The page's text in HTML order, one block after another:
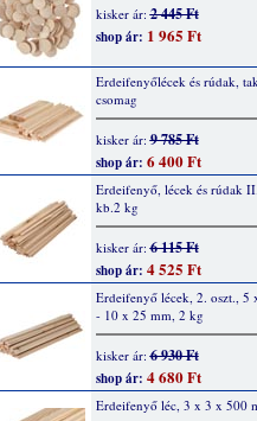
kisker ár:2 445 Ft
shop ár: 1 965 Ft
Erdeifenyőlécek és rúdak,
csomag
kisker ár:9 785 Ft
shop ár: 6 400 Ft
Erdeifenyő, lécek és rúdak
kb.2 kg
kisker ár:6 115 Ft
shop ár: 4 525 Ft
Erdeifenyő lécek, 2. oszt., 5
- 10 x 25 mm, 2 kg
kisker ár:6 930 Ft
shop ár: 4 680 Ft
Erdeifenyő léc, 3 x 3 x 500